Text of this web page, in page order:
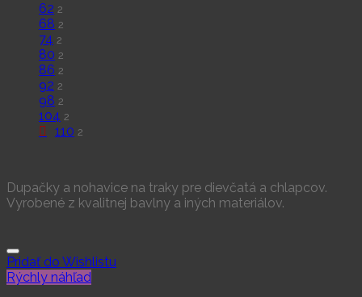
62 2
68 2
74 2
80 2
86 2
92 2
98 2
104 2
110 2
Dupačky a nohavice na traky pre dievčatá a chlapcov.
Vyrobené z kvalitnej bavlny a iných materiálov.
Pridať do Wishlistu
Rýchly náhľad